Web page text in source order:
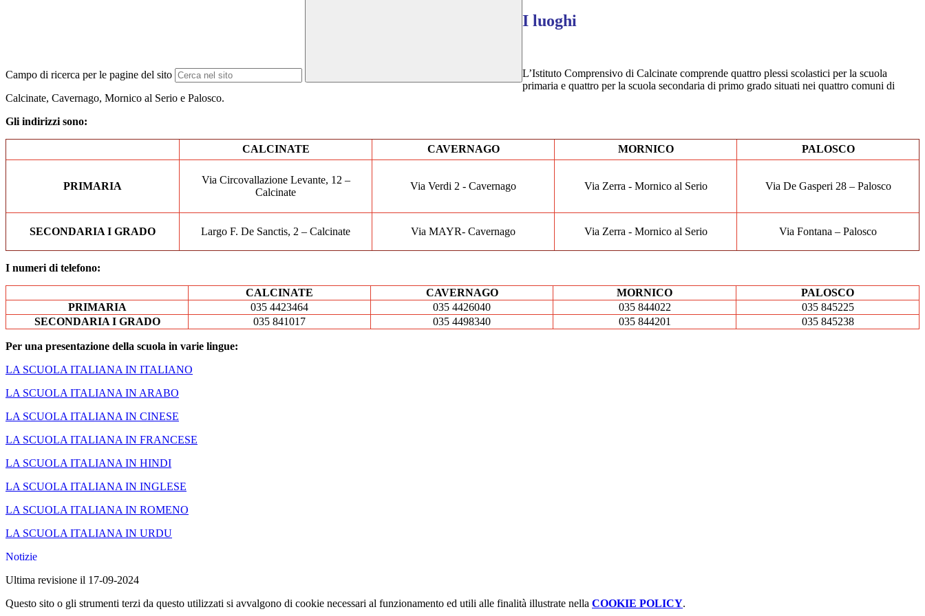
Campo di ricerca per le pagine del sito
I luoghi
L’Istituto Comprensivo di Calcinate comprende quattro plessi scolastici per la scuola
primaria e quattro per la scuola secondaria di primo grado situati nei quattro comuni di
Calcinate, Cavernago, Mornico al Serio e Palosco.
Gli indirizzi sono:
CALCINATE CAVERNAGO MORNICO PALOSCO
PRIMARIA
Via Circovallazione Levante, 12 –
Calcinate
Via Verdi 2 - Cavernago Via Zerra - Mornico al Serio Via De Gasperi 28 – Palosco
SECONDARIA I GRADO Largo F. De Sanctis, 2 – Calcinate Via MAYR- Cavernago Via Zerra - Mornico al Serio Via Fontana – Palosco
I numeri di telefono:
CALCINATE CAVERNAGO MORNICO
PALOSCO
PRIMARIA
035 4423464 035 4426040 035 844022
035 845225
SECONDARIA I GRADO
035 841017 035 4498340 035 844201 035 845238
Per una presentazione della scuola in varie lingue:
LA SCUOLA ITALIANA IN ITALIANO
LA SCUOLA ITALIANA IN ARABO
LA SCUOLA ITALIANA IN CINESE
LA SCUOLA ITALIANA IN FRANCESE
LA SCUOLA ITALIANA IN HINDI
LA SCUOLA ITALIANA IN INGLESE
LA SCUOLA ITALIANA IN ROMENO
LA SCUOLA ITALIANA IN URDU
Notizie
Ultima revisione il 17-09-2024
Questo sito o gli strumenti terzi da questo utilizzati si avvalgono di cookie necessari al funzionamento ed utili alle finalità illustrate nella COOKIE POLICY.